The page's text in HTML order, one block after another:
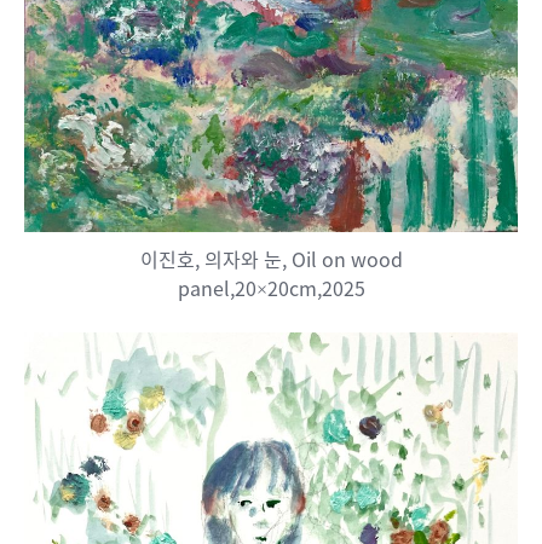
이진호, 의자와 눈, Oil on wood
panel,20×20cm,2025